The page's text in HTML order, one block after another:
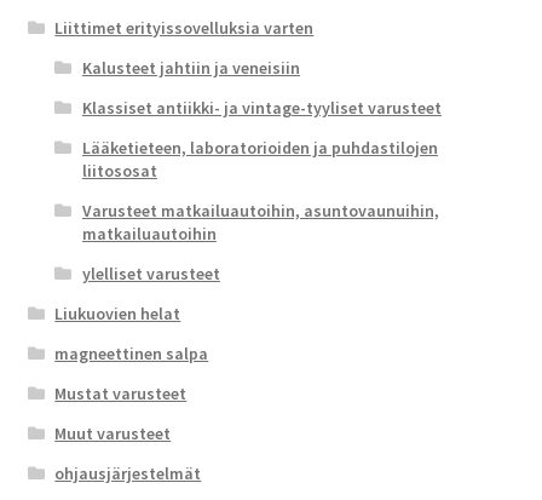
Liittimet erityissovelluksia varten
Kalusteet jahtiin ja veneisiin
Klassiset antiikki- ja vintage-tyyliset varusteet
Lääketieteen, laboratorioiden ja puhdastilojen
liitososat
Varusteet matkailuautoihin, asuntovaunuihin,
matkailuautoihin
ylelliset varusteet
Liukuovien helat
magneettinen salpa
Mustat varusteet
Muut varusteet
ohjausjärjestelmät